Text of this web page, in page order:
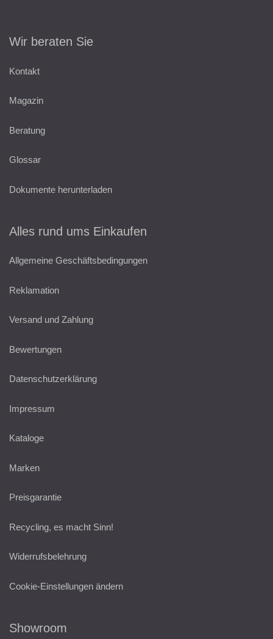
Wir beraten Sie
Kontakt
Magazin
Beratung
Glossar
Dokumente herunterladen
Alles rund ums Einkaufen
Allgemeine Geschäftsbedingungen
Reklamation
Versand und Zahlung
Bewertungen
Datenschutzerklärung
Impressum
Kataloge
Marken
Preisgarantie
Recycling, es macht Sinn!
Widerrufsbelehrung
Cookie-Einstellungen ändern
Showroom